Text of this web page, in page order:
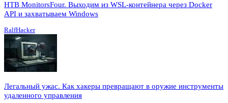
HTB MonitorsFour. Выходим из WSL-контейнера через Docker
API и захватываем Windows
RalfHacker
Легальный ужас. Как хакеры превращают в оружие инструменты
удаленного управления